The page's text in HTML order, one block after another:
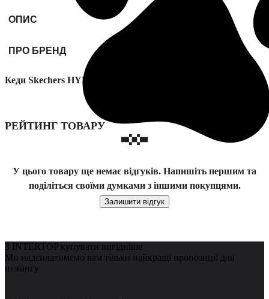
ОПИС
ПРО БРЕНД
Кеди Skechers HYPERLIFT модель 314075L WMLT
РЕЙТИНГ ТОВАРУ
У цього товару ще немає відгуків. Напишіть першим та
поділіться своїми думками з іншими покупцями.
Залишити відгук
З INTERTOP купувати вигідніше
Ми надсилатимемо вам тільки найкращі пропозиції для
шопінгу